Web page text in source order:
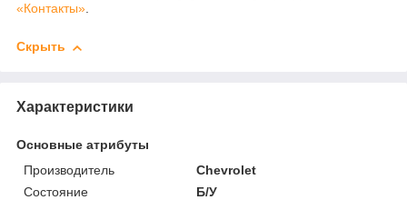
«Контакты».
Скрыть
Характеристики
Основные атрибуты
Производитель
Chevrolet
Состояние
Б/У